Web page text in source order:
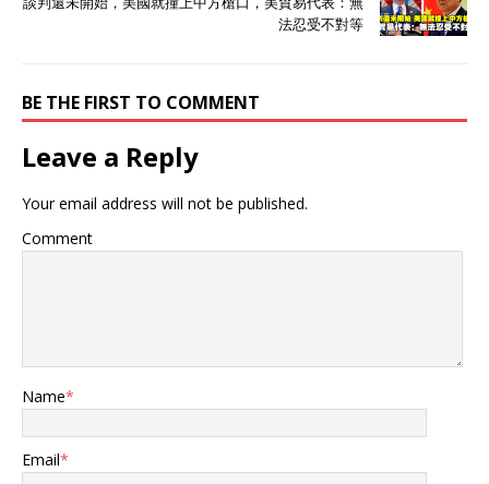
法忍受不對等
BE THE FIRST TO COMMENT
Leave a Reply
Your email address will not be published.
Comment
Name*
Email*